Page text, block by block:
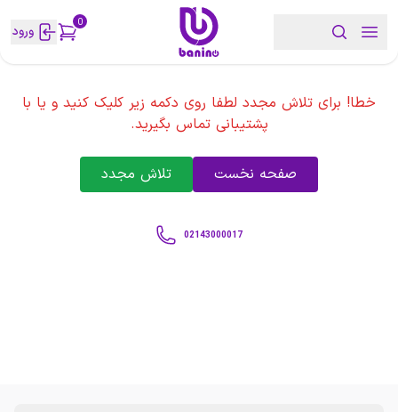
0 ورود
خطا! برای تلاش مجدد لطفا روی دکمه زیر کلیک کنید و یا با
پشتیبانی تماس بگیرید.
صفحه نخست تلاش مجدد
02143000017